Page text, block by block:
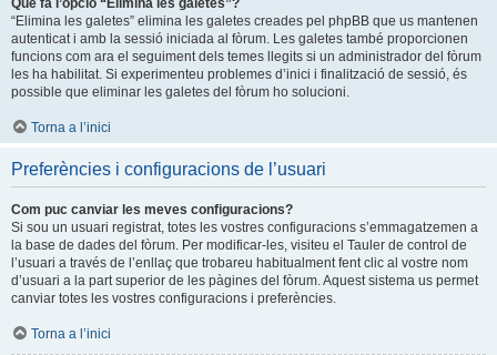
Què fa l’opció “Elimina les galetes”?
“Elimina les galetes” elimina les galetes creades pel phpBB que us mantenen
autenticat i amb la sessió iniciada al fòrum. Les galetes també proporcionen
funcions com ara el seguiment dels temes llegits si un administrador del fòrum
les ha habilitat. Si experimenteu problemes d’inici i finalització de sessió, és
possible que eliminar les galetes del fòrum ho solucioni.
Torna a l’inici
Preferències i configuracions de l’usuari
Com puc canviar les meves configuracions?
Si sou un usuari registrat, totes les vostres configuracions s’emmagatzemen a
la base de dades del fòrum. Per modificar-les, visiteu el Tauler de control de
l’usuari a través de l’enllaç que trobareu habitualment fent clic al vostre nom
d’usuari a la part superior de les pàgines del fòrum. Aquest sistema us permet
canviar totes les vostres configuracions i preferències.
Torna a l’inici